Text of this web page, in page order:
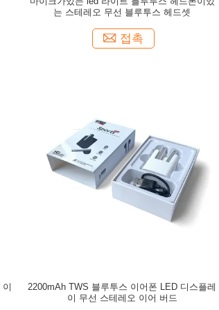
는 스테레오 무선 블루투스 헤드셋
접촉
2200mAh TWS 블루투스 이어폰 LED 디스플레
이 무선 스테레오 이어 버드